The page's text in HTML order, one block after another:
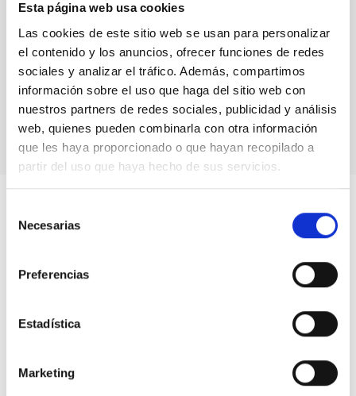
Esta página web usa cookies
Las cookies de este sitio web se usan para personalizar
el contenido y los anuncios, ofrecer funciones de redes
sociales y analizar el tráfico. Además, compartimos
información sobre el uso que haga del sitio web con
nuestros partners de redes sociales, publicidad y análisis
web, quienes pueden combinarla con otra información
que les haya proporcionado o que hayan recopilado a
partir del uso que haya hecho de sus servicios.
Necesarias
Preferencias
Estadística
Marketing